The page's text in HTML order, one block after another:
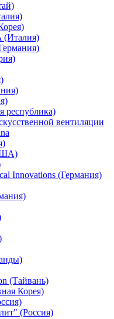
(Италия)
республика)
вентиляции
Innovations (Германия)
(Тайвань)
Корея)
(Россия)